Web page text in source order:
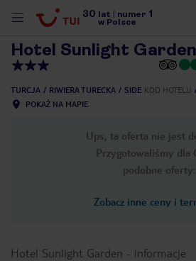
30 lat numer 1
w Polsce
Hotel Sunlight Garden
TURCJA RIWIERA TURECKA SIDE KOD HOTELU
POKAŻ NA MAPIE
Ups, ta oferta nie jest
Przygotowaliśmy dla
podobne oferty:
Zobacz inne ceny i
Hotel Sunlight Garden - informacje